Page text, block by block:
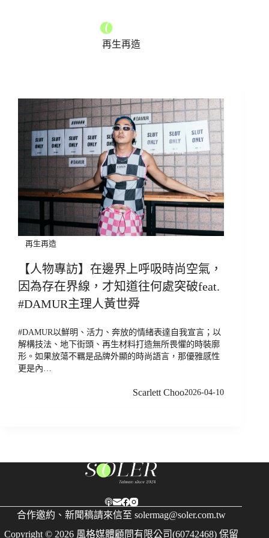
再生再造
再生再造
【人物專訪】在邊界上呼吸時尚空氣，
因為存在界線，才知道往何處突破feat.
#DAMUR主理人黃世舜
#DAMUR以鮮明、活力、奔放的情緒表達自我宣言；以
解構技法、地下街頭、再生材料打造無所畏懼的時裝廓
形。如果放蕩不羈是品牌外顯的時尚語言，那優雅感性
更是內…
Scarlett Choo2026-04-10
合作邀約、新聞稿請來信至 solermag@soler.com.tw
Copyright © 2026 風格媒體顧問有限公司(60742468) 保留